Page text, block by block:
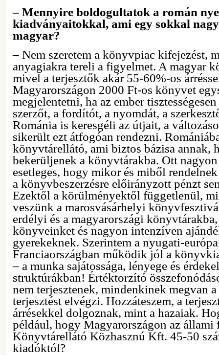
– Mennyire boldogultatok a román
kiadványaitokkal, ami egy sokkal
magyar?
– Nem szeretem a könyvpiac kifejezést,
anyagiakra tereli a figyelmet. A magyar
mivel a terjesztők akár 55-60%-os
Magyarországon 2000 Ft-os könyvet
megjelentetni, ha az ember
szerzőt, a fordítót, a nyomdát, a
Románia is keresgéli az útjait, a
sikerült ezt átfogóan rendezni.
könyvtárellátó, ami biztos bázisa annak,
bekerüljenek a könyvtárakba. Ott
esetleges, hogy mikor és miből
a könyvbeszerzésre előirányzott pénzt
Ezektől a körülményektől függetlenül, mi
veszünk a marosvásárhelyi
erdélyi és a magyarországi
könyveinket és nagyon intenzíven
gyerekeknek. Szerintem a nyugati-
Franciaországban működik jól a
– a munka sajátossága, lényege és
struktúrákban! Értéktorzító
nem terjesztenek, mindenkinek megvan
terjesztést elvégzi. Hozzáteszem, a
árrésekkel dolgoznak, mint a hazaiak.
például, hogy Magyarországon az állami
Könyvtárellátó Közhasznú Kft. 45-50
kiadóktól?